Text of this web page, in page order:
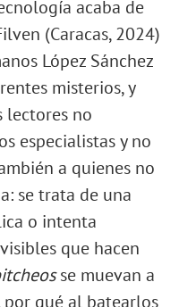
acaba de
(Caracas, 2024)
López Sánchez
misterios, y
lectores no
especialistas y no
a quienes no
se trata de una
o intenta
que hacen
se muevan a
qué al batearlos